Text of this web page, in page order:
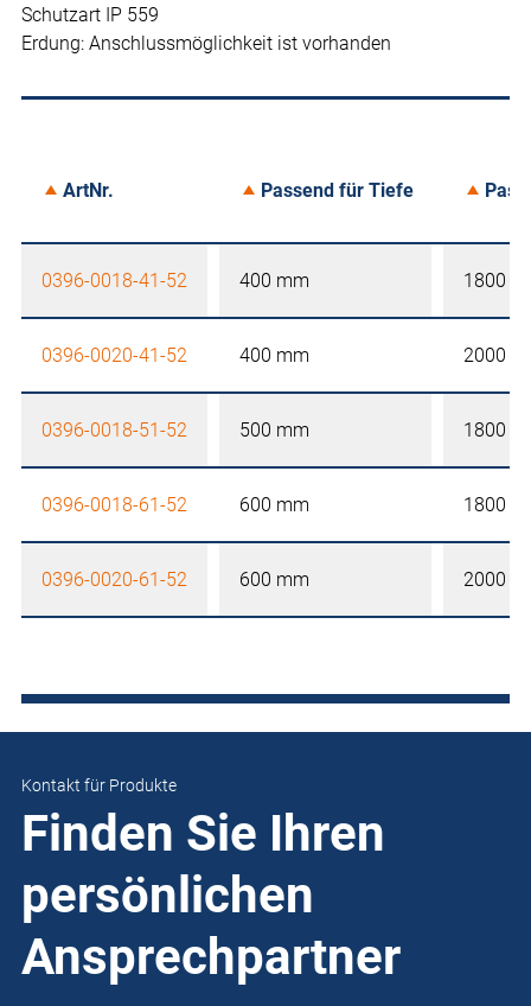
Schutzart IP 559
Erdung: Anschlussmöglichkeit ist vorhanden
ArtNr. Passend für Tiefe
0396-0018-41-52 400 mm 1800
0396-0020-41-52 400 mm 2000
0396-0018-51-52 500 mm 1800
0396-0018-61-52 600 mm 1800
0396-0020-61-52 600 mm 2000
Kontakt für Produkte
Finden Sie Ihren
persönlichen
Ansprechpartner